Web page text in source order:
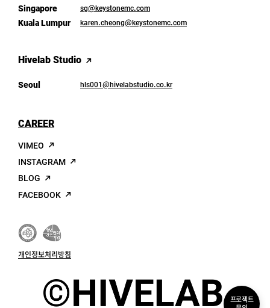
Singapore sg@keystonemc.com
Kuala Lumpur karen.cheong@keystonemc.com
Hivelab Studio
Seoul hls001@hivelabstudio.co.kr
CAREER
VIMEO
INSTAGRAM
BLOG
FACEBOOK
프로젝트
HIVELAB
가
족
친
화
청
년
친
화
소
기
업
개인정보처리방침